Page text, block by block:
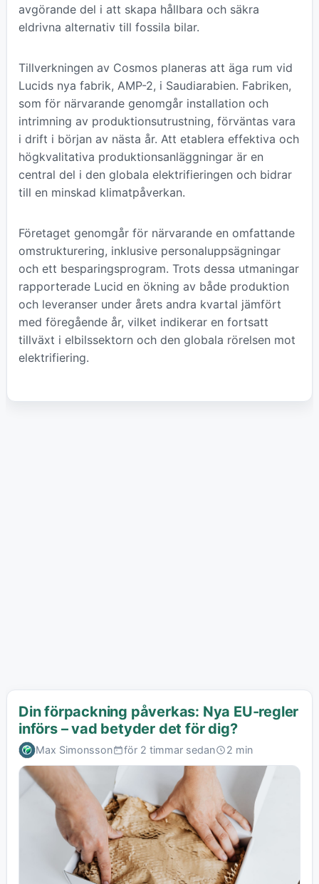
avgörande del i att skapa hållbara och säkra
eldrivna alternativ till fossila bilar.
Tillverkningen av Cosmos planeras att äga rum vid
Lucids nya fabrik, AMP-2, i Saudiarabien. Fabriken,
som för närvarande genomgår installation och
intrimning av produktionsutrustning, förväntas vara
i drift i början av nästa år. Att etablera effektiva och
högkvalitativa produktionsanläggningar är en
central del i den globala elektrifieringen och bidrar
till en minskad klimatpåverkan.
Företaget genomgår för närvarande en omfattande
omstrukturering, inklusive personaluppsägningar
och ett besparingsprogram. Trots dessa utmaningar
rapporterade Lucid en ökning av både produktion
och leveranser under årets andra kvartal jämfört
med föregående år, vilket indikerar en fortsatt
tillväxt i elbilssektorn och den globala rörelsen mot
elektrifiering.
Din förpackning påverkas: Nya EU-regler
införs – vad betyder det för dig?
Max Simonsson för 2 timmar sedan 2 min